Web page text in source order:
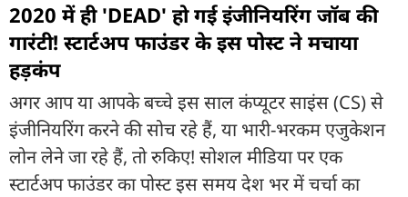
2020 में ही 'DEAD' हो गई इंजीनियरिंग जॉब की
गारंटी! स्टार्टअप फाउंडर के इस पोस्ट ने मचाया
हड़कंप
अगर आप या आपके बच्चे इस साल कंप्यूटर साइंस (CS) से
इंजीनियरिंग करने की सोच रहे हैं, या भारी-भरकम एजुकेशन
लोन लेने जा रहे हैं, तो रुकिए! सोशल मीडिया पर एक
स्टार्टअप फाउंडर का पोस्ट इस समय देश भर में चर्चा का